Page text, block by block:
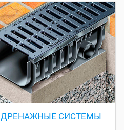
ДРЕНАЖНЫЕ СИСТЕМЫ